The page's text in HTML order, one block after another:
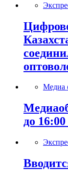
Медиа
до 16:00